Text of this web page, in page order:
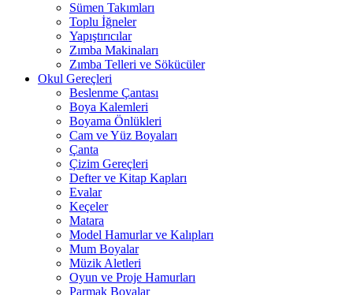
Sümen Takımları
Toplu İğneler
Yapıştırıcılar
Zımba Makinaları
Zımba Telleri ve Sökücüler
Okul Gereçleri
Beslenme Çantası
Boya Kalemleri
Boyama Önlükleri
Cam ve Yüz Boyaları
Çanta
Çizim Gereçleri
Defter ve Kitap Kapları
Evalar
Keçeler
Matara
Model Hamurlar ve Kalıpları
Mum Boyalar
Müzik Aletleri
Oyun ve Proje Hamurları
Parmak Boyalar